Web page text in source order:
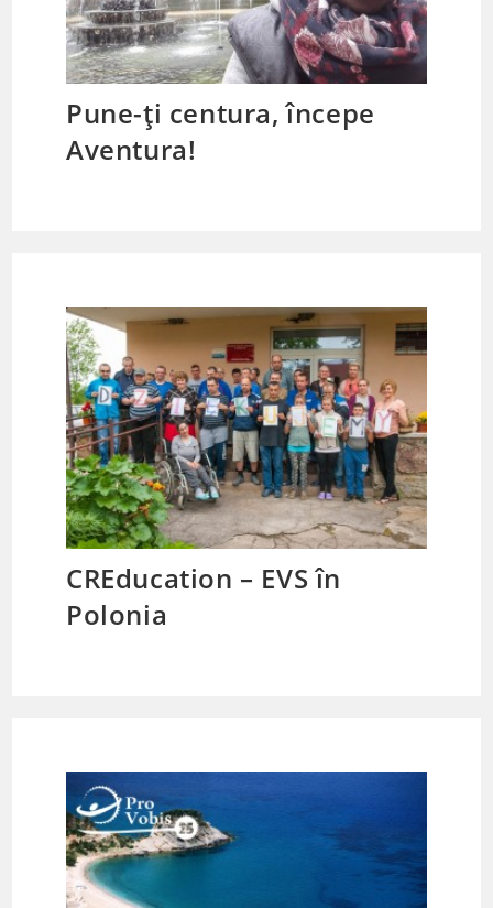
Pune-ți centura, începe
Aventura!
CREducation – EVS în
Polonia